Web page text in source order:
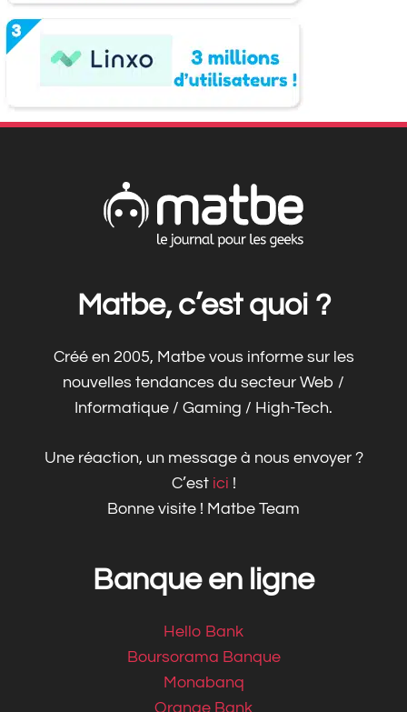
Matbe, c’est quoi ?
Créé en 2005, Matbe vous informe sur les
nouvelles tendances du secteur Web /
Informatique / Gaming / High-Tech.
Une réaction, un message à nous envoyer ?
C’est ici !
Bonne visite ! Matbe Team
Banque en ligne
Hello Bank
Boursorama Banque
Monabanq
Orange Bank